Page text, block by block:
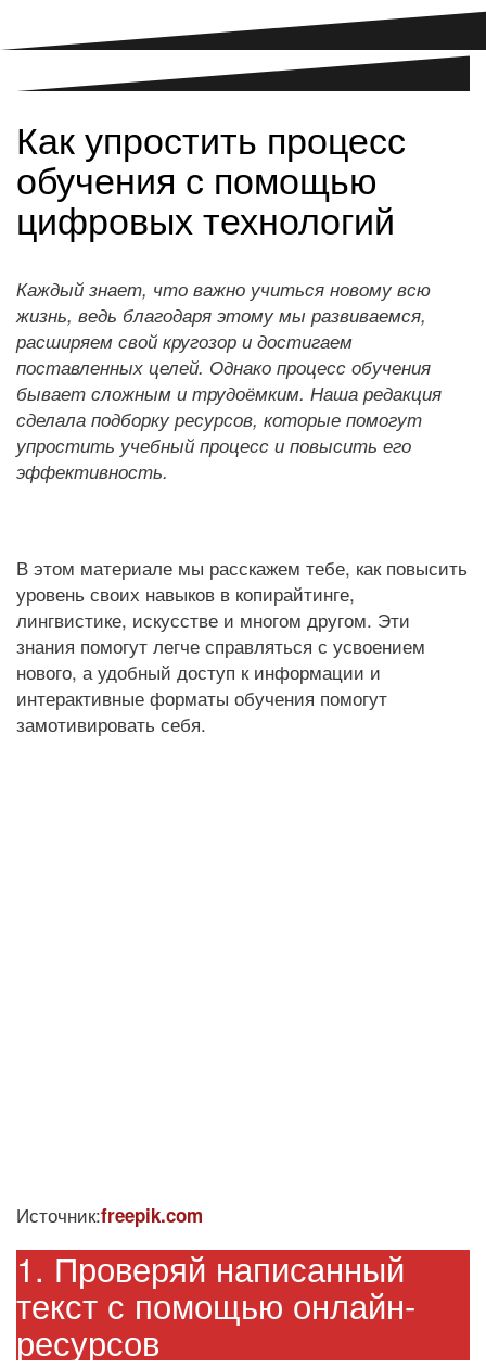
Как упростить процесс
обучения с помощью
цифровых технологий
Каждый знает, что важно учиться новому всю
жизнь, ведь благодаря этому мы развиваемся,
расширяем свой кругозор и достигаем
поставленных целей. Однако процесс обучения
бывает сложным и трудоёмким. Наша редакция
сделала подборку ресурсов, которые помогут
упростить учебный процесс и повысить его
эффективность.
В этом материале мы расскажем тебе, как повысить
уровень своих навыков в копирайтинге,
лингвистике, искусстве и многом другом. Эти
знания помогут легче справляться с усвоением
нового, а удобный доступ к информации и
интерактивные форматы обучения помогут
замотивировать себя.
Источник:freepik.com
1. Проверяй написанный
текст с помощью онлайн-
ресурсов